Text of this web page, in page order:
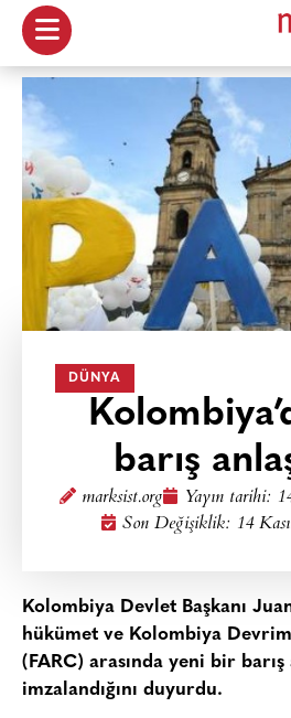
DÜNYA
barış
marksist.org Yayın tarihi:
Son Değişiklik: 14
Kolombiya Devlet Başkanı
hükümet ve Kolombiya
(FARC) arasında yeni bir barış
imzalandığını duyurdu.